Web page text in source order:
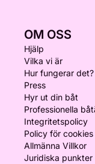
OM OSS
Hjälp
Vilka vi är
Hur fungerar det?
Press
Hyr ut din båt
Professionella
Integritetspolicy
Policy för cookies
Allmänna Villkor
Juridiska punkter